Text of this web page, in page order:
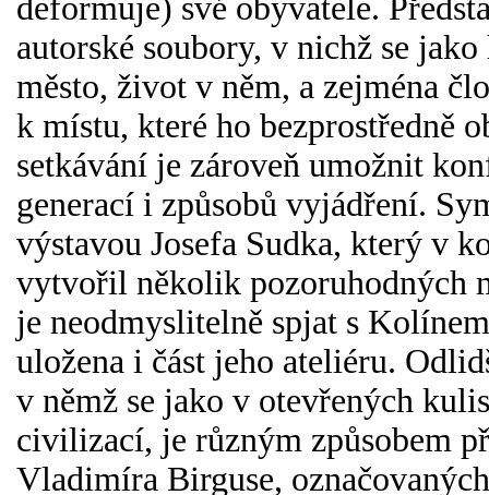
deformuje) své obyvatele.
autorské soubory, v nichž se
město, život v něm, a zejména
k místu, které ho bezprostředně
setkávání je zároveň umožnit
generací i způsobů vyjádření.
výstavou Josefa Sudka, který v
vytvořil několik pozoruhodných
je neodmyslitelně spjat s
uložena i část jeho ateliéru.
v němž se jako v otevřených
civilizací, je různým způsobem
Vladimíra Birguse,